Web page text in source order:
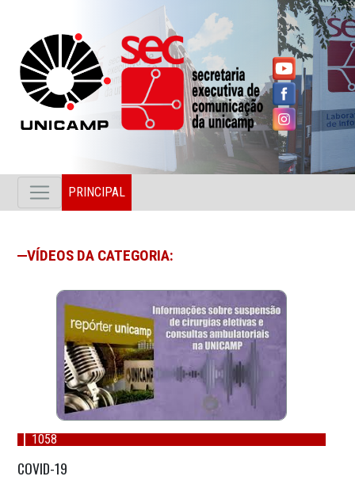
PRINCIPAL
VÍDEOS DA CATEGORIA:
1058
COVID-19